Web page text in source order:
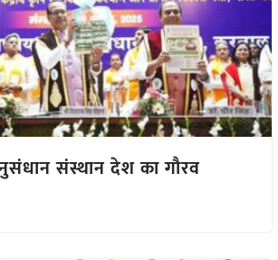
संस्थान देश का गौरव